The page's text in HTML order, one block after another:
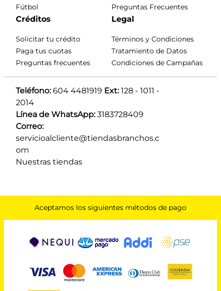
Fútbol
Preguntas Frecuentes
Créditos
Solicitar tu crédito
Paga tus cuotas
Preguntas frecuentes
Legal
Términos y Condiciones
Tratamiento de Datos
Condiciones de Campañas
Teléfono: 604 4481919 Ext: 128 - 1011 -
2014
Línea de WhatsApp: 3183728409
Correo:
servicioalcliente@tiendasbranchos.c
om
Nuestras tiendas
Aceptamos los siguientes métodos de pago